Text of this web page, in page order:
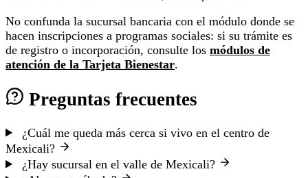
No confunda la sucursal bancaria con el módulo donde se
hacen inscripciones a programas sociales: si su trámite es
de registro o incorporación, consulte los módulos de
atención de la Tarjeta Bienestar.
Preguntas frecuentes
¿Cuál me queda más cerca si vivo en el centro de
Mexicali?
¿Hay sucursal en el valle de Mexicali?